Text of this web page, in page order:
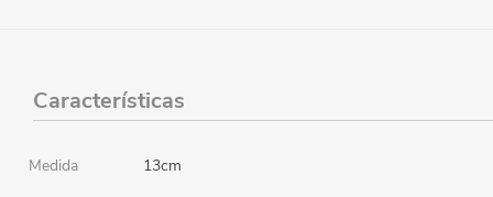
Características
Medida 13cm